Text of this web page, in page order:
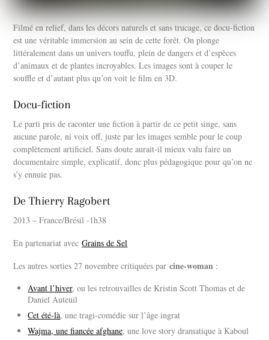
Filmé en relief, dans les décors naturels et sans trucage, ce docu-fiction
est une véritable immersion au sein de cette forêt. On plonge
littéralement dans un univers touffu, plein de dangers et d’espèces
d’animaux et de plantes incroyables. Les images sont à couper le
souffle et d’autant plus qu’on voit le film en 3D.
Docu-fiction
Le parti pris de raconter une fiction à partir de ce petit singe, sans
aucune parole, ni voix off, juste par les images semble pour le coup
complètement artificiel. Sans doute aurait-il mieux valu faire un
documentaire simple, explicatif, donc plus pédagogique pour qu’on ne
s’y ennuie pas.
De Thierry Ragobert
2013 – France/Brésil -1h38
En partenariat avecGrains de Sel
Les autres sorties 27 novembre critiquées parcine-woman :
Avant l’hiver, ou les retrouvailles de Kristin Scott Thomas et de
Daniel Auteuil
Cet été-là, une tragi-comédie sur l’âge ingrat
Wajma, une fiancée afghane, une love story dramatique à Kaboul